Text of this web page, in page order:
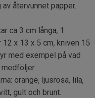
återvunnet papper.
ca 3 cm långa, 1
x 13 x 5 cm, kniven 15
med exempel på vad
orange, ljusrosa, lila,
gult och brunt.